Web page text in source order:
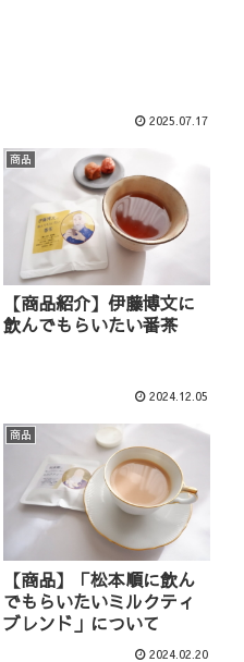
2025.07.17
商品
【商品紹介】伊藤博文に
飲んでもらいたい番茶
2024.12.05
商品
【商品】「松本順に飲ん
でもらいたいミルクティ
ブレンド」について
2024.02.20